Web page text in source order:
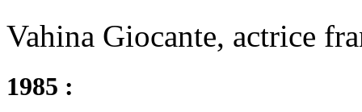
Vahina Giocante, actrice
1985 :